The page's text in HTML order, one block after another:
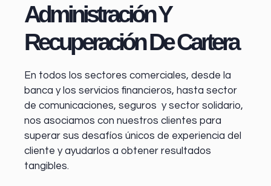
Administración Y
Recuperación De Cartera
En todos los sectores comerciales, desde la
banca y los servicios financieros, hasta sector
de comunicaciones, seguros y sector solidario,
nos asociamos con nuestros clientes para
superar sus desafíos únicos de experiencia del
cliente y ayudarlos a obtener resultados
tangibles.